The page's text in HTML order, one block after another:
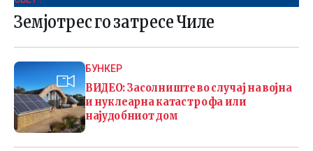
Земјотрес го затресе Чиле
БУНКЕР
ВИДЕО: Засолниште во случај на војна
и нуклеарна катастрофа или
најудобниот дом